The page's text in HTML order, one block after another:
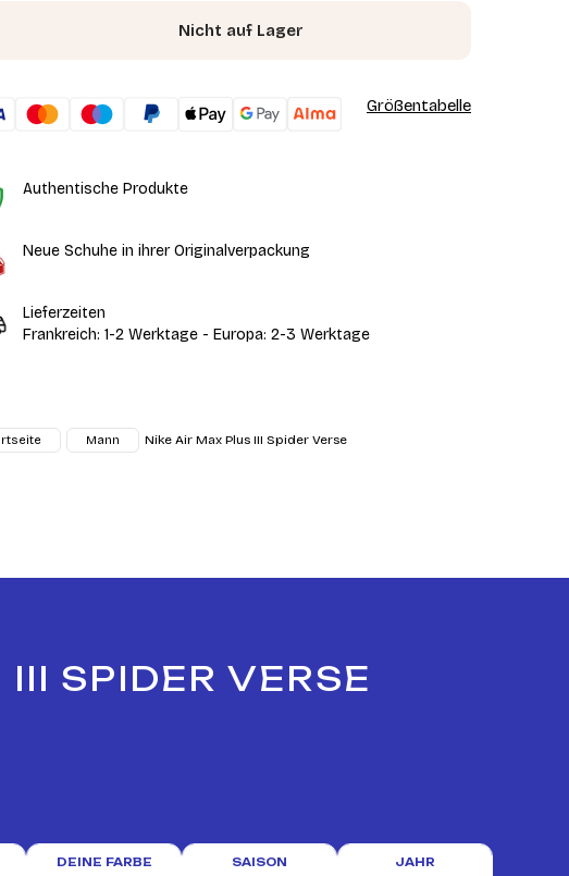
Nicht auf Lager
Größentabelle
Authentische Produkte
Neue Schuhe in ihrer Originalverpackung
Lieferzeiten
Frankreich: 1-2 Werktage - Europa: 2-3 Werktage
Mann Nike Air Max Plus III Spider Verse
SPIDER VERSE
DEINE FARBE SAISON JAHR